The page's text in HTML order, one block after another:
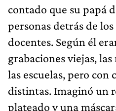
contado que su papá
personas detrás de
docentes. Según él
grabaciones viejas,
las escuelas, pero con
distintas. Imaginó un
plateado y una